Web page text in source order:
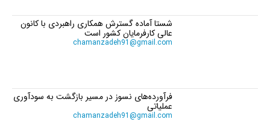
شستا آماده گسترش همکاری راهبردی با کانون
عالی کارفرمایان کشور است
chamanzadeh91@gmail.com
فرآورده‌های نسوز در مسیر بازگشت به سودآوری
عملیاتی
chamanzadeh91@gmail.com